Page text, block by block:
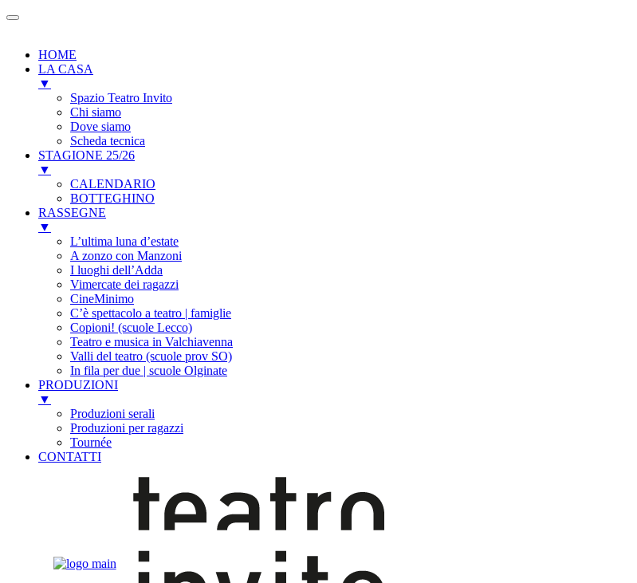
HOME
LA CASA
▼
Spazio Teatro Invito
Chi siamo
Dove siamo
Scheda tecnica
STAGIONE 25/26
▼
CALENDARIO
BOTTEGHINO
RASSEGNE
▼
L’ultima luna d’estate
A zonzo con Manzoni
I luoghi dell’Adda
Vimercate dei ragazzi
CineMinimo
C’è spettacolo a teatro | famiglie
Copioni! (scuole Lecco)
Teatro e musica in Valchiavenna
Valli del teatro (scuole prov SO)
In fila per due | scuole Olginate
PRODUZIONI
▼
Produzioni serali
Produzioni per ragazzi
Tournée
CONTATTI